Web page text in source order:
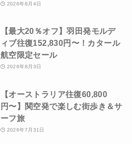
2026年8月4日
【最大20％オフ】羽田発モルデ
ィブ往復152,830円〜！カタール
航空限定セール
2026年8月3日
【オーストラリア往復60,800
円〜】関空発で楽しむ街歩き＆サ
ーフ旅
2026年7月31日